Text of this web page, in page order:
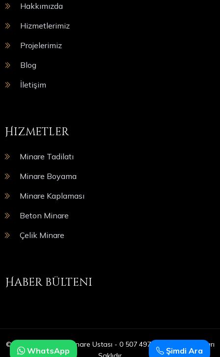
Hakkımızda
Hizmetlerimiz
Projelerimiz
Blog
İletişim
Hizmetler
Minare Tadilatı
Minare Boyama
Minare Kaplaması
Beton Minare
Çelik Minare
Haber bülteni
© Copyright 2025 | Minare Ustası - 0 507 497 05 09 | Tüm Hakları
Şimdi Ara
WhatsApp